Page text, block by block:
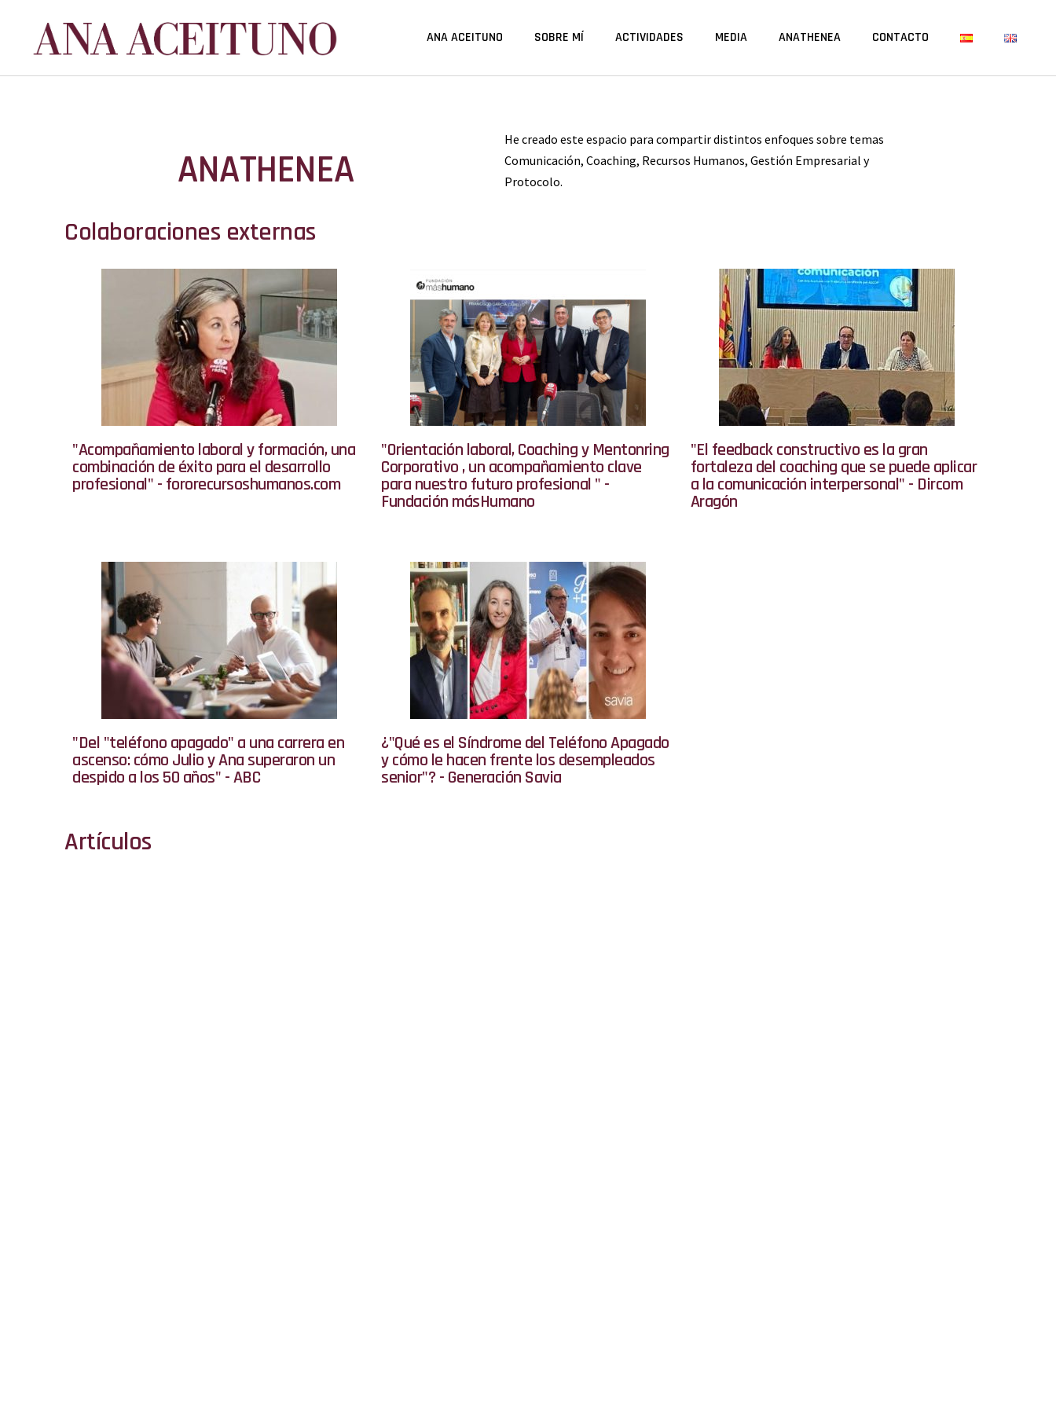
ANA ACEITUNO SOBRE MÍ ACTIVIDADES MEDIA ANATHENEA CONTACTO
ANATHENEA
He creado este espacio para compartir distintos enfoques sobre temas
Comunicación, Coaching, Recursos Humanos, Gestión Empresarial y
Protocolo.
Colaboraciones externas
"Acompañamiento laboral y formación, una
combinación de éxito para el desarrollo
profesional" - fororecursoshumanos.com
"Orientación laboral, Coaching y Mentonring
Corporativo , un acompañamiento clave
para nuestro futuro profesional " -
Fundación másHumano
"El feedback constructivo es la gran
fortaleza del coaching que se puede aplicar
a la comunicación interpersonal" - Dircom
Aragón
"Del "teléfono apagado" a una carrera en
ascenso: cómo Julio y Ana superaron un
despido a los 50 años" - ABC
¿"Qué es el Síndrome del Teléfono Apagado
y cómo le hacen frente los desempleados
senior"? - Generación Savia
Artículos